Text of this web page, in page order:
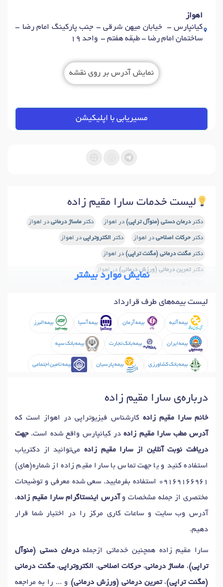
اهواز
کیانپارس - خیابان میهن شرقی - جنب پارکینگ امام رضا -
ساختمان امام رضا - طبقه هفتم - واحد 19
نمایش آدرس بر روی نقشه
مسیریابی با اپلیکیشن
لیست خدمات سارا مقیم زاده
دکتردرمان دستی (منوآل تراپی) در اهواز دکترماساژ درمانی در اهواز
دکتر حرکات اصلاحی در اهواز دکتر الکتروتراپی در اهواز
دکترمگنت درمانی (مگنت تراپی) در اهواز
دکترتمرین درمانی (ورزش درمانی) در اهواز
دکترلاغری موضعی (اندرمولوژی) در اهواز
دکتر در اهواز لیزر دیسک کمر و گردندر اهواز
نمایش موارد بیشتر
لیست بیمه‌های طرف قرارداد
بیمه آتیه بیمه آرمان بیمه آسیا بیمه البرز
بیمه ایران بیمه بانک تجارت بیمه بانک سپه
بیمه بانک کشاورزی بیمه پارسیان بیمه تامین اجتماعی
بیمه نیروهای مسلح
درباره‌ی سارا مقیم زاده
خانم سارا مقیم زاده کارشناس فیزیوتراپی در اهواز است که
آدرس مطب سارا مقیم زادهدر کیانپارس واقع شده است.جهت
دریافت نوبت آنلاین از سارا مقیم زاده می‌توانید از دکتریاب
استفاده کنید و یا جهت تماس با سارا مقیم زاده از شماره(های)
09169166961 استفاده بفرمایید. سعی شده معرفی و توضیحات
مختصری از جمله مشخصات و آدرس اینستاگرام سارا مقیم زاده،
آدرس وب سایت و ساعات کاری مرکز را در اختیار شما قرار
دهیم.
سارا مقیم زاده همچنین خدماتی ازجملهدرمان دستی (منوآل
تراپی)، ماساژ درمانی،حرکات اصلاحی، الکتروتراپی،مگنت درمانی
(مگنت تراپی)،تمرین درمانی (ورزش درمانی) و ... را به مراجعه